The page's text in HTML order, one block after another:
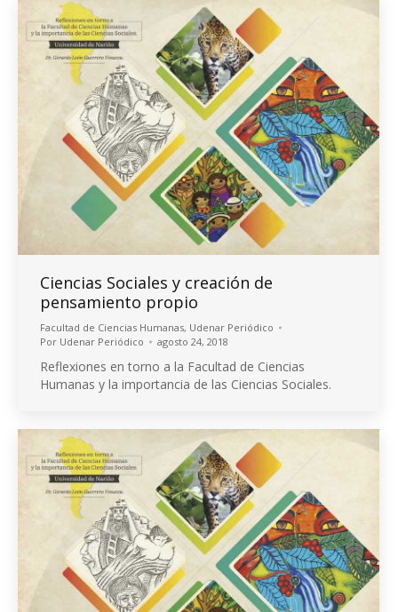
Ciencias Sociales y creación de
pensamiento propio
Facultad de Ciencias Humanas, Udenar Periódico
Por Udenar Periódico agosto 24, 2018
Reflexiones en torno a la Facultad de Ciencias
Humanas y la importancia de las Ciencias Sociales.